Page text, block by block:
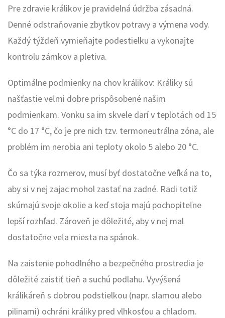
Pre zdravie králikov je pravidelná údržba zásadná.
Denné odstraňovanie zbytkov potravy a výmena vody.
Každý týždeň vymieňajte podestielku a vykonajte
kontrolu zámkov a pletiva.
Optimálne podmienky na chov králikov: Králiky sú
našťastie veľmi dobre prispôsobené našim
podmienkam. Vonku sa im skvele darí v teplotách od 15
°C do 17 °C, čo je pre nich tzv. termoneutrálna zóna, ale
problém im nerobia ani teploty okolo 5 alebo 20 °C.
Čo sa týka rozmerov, musí byť dostatočne veľká na to,
aby si v nej zajac mohol zastať na zadné. Radi totiž
skúmajú svoje okolie a keď stoja majú pochopiteľne
lepší rozhľad. Zároveň je dôležité, aby v nej mal
dostatočne veľa miesta na spánok.
Na zaistenie pohodlného a bezpečného prostredia je
dôležité zaistiť tieň a suchú podlahu. Vyvýšená
králikáreň s dobrou podstielkou (napr. slamou alebo
pilinami) ochráni králiky pred vlhkosťou a chladom.